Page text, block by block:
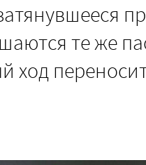
те же
ход